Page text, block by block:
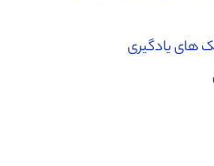
های یادگیری